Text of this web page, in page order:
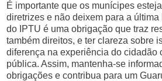
É importante que os munícipes
diretrizes e não deixem para a
do IPTU é uma obrigação que traz
também direitos, e ter clareza sobre
diferença na experiência do cidadão
pública. Assim, mantenha-se
obrigações e contribua para um